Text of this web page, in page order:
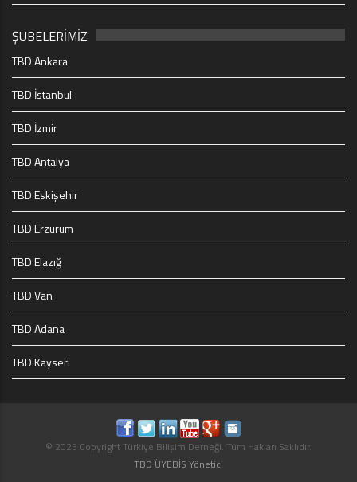
ŞUBELERİMİZ
TBD Ankara
TBD İstanbul
TBD İzmir
TBD Antalya
TBD Eskişehir
TBD Erzurum
TBD Elazığ
TBD Van
TBD Adana
TBD Kayseri
© 2025 Copyright Türkiye Bilişim Derneği. Tüm Hakları Saklıdır.
TBD ÜYEBİS Yönetici